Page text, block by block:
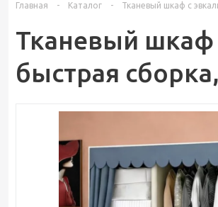
Главная - Каталог - Тканевый шкаф с
Тканевый шкаф
быстрая